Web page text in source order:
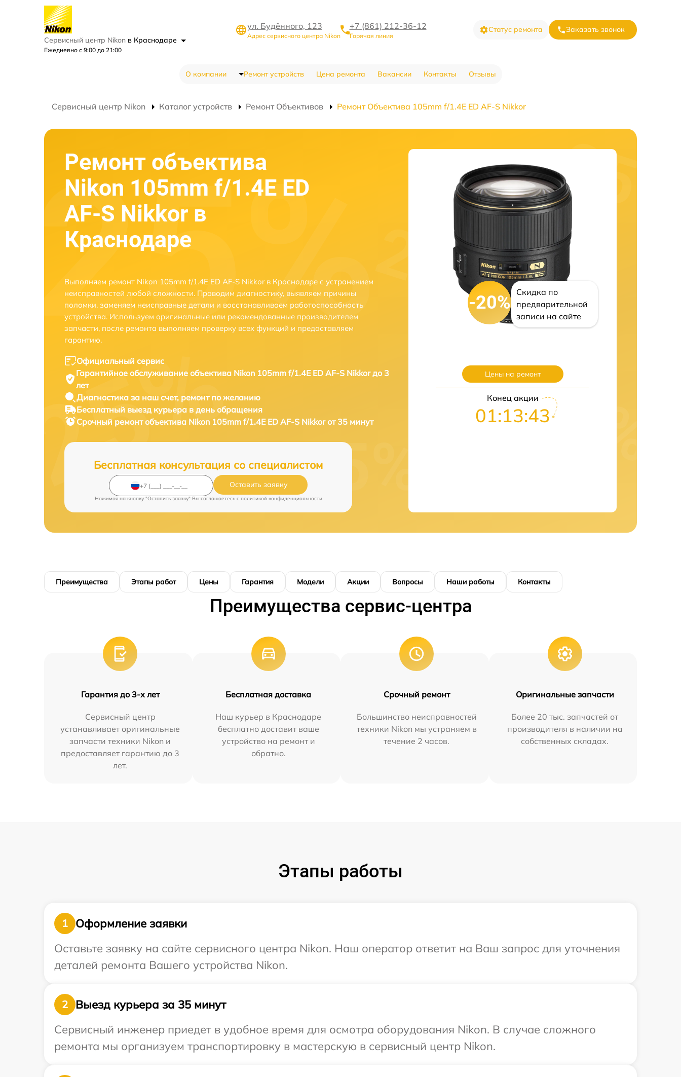
Сервисный центр Nikon в Краснодаре
Ежедневно с 9:00 до 21:00
ул. Будённого, 123
Адрес сервисного центра Nikon
+7 (861) 212-36-12
Горячая линия
Статус ремонта Заказать звонок
О компании Ремонт устройств Цена ремонта Вакансии Контакты Отзывы
Сервисный центр Nikon Каталог устройств Ремонт Объективов Ремонт Объектива 105mm f/1.4E ED AF-S Nikkor
Ремонт объектива
Nikon 105mm f/1.4E ED
AF-S Nikkor в
Краснодаре
Выполняем ремонт Nikon 105mm f/1.4E ED AF-S Nikkor в Краснодаре с устранением
неисправностей любой сложности. Проводим диагностику, выявляем причины
поломки, заменяем неисправные детали и восстанавливаем работоспособность
устройства. Используем оригинальные или рекомендованные производителем
запчасти, после ремонта выполняем проверку всех функций и предоставляем
гарантию.
Официальный сервис
Гарантийное обслуживаниеобъектива Nikon 105mm f/1.4E ED AF-S Nikkor до 3
лет
Диагностика за наш счет, ремонт по желанию
Бесплатный выезд курьера в день обращения
Срочный ремонтобъектива Nikon 105mm f/1.4E ED AF-S Nikkor от 35 минут
Бесплатная консультация со специалистом
Оставить заявку
Нажимая на кнопку "Оставить заявку" Вы соглашаетесь c политикой конфиденциальности
-20%
Скидка по
предварительной
записи на сайте
Цены на ремонт
Конец акции
01:13:42
Преимущества Этапы работ Цены Гарантия Модели Акции Вопросы Наши работы Контакты
Преимущества сервис-центра
Гарантия до 3-х лет
Сервисный центр
устанавливает оригинальные
запчасти техники Nikon и
предоставляет гарантию до 3
лет.
Бесплатная доставка
Наш курьер в Краснодаре
бесплатно доставит ваше
устройство на ремонт и
обратно.
Срочный ремонт
Большинство неисправностей
техники Nikon мы устраняем в
течение 2 часов.
Оригинальные запчасти
Более 20 тыс. запчастей от
производителя в наличии на
собственных складах.
Этапы работы
1
Оформление заявки
Оставьте заявку на сайте сервисного центра Nikon. Наш оператор ответит на Ваш запрос для уточнения
деталей ремонта Вашего устройства Nikon.
2
Выезд курьера за 35 минут
Сервисный инженер приедет в удобное время для осмотра оборудования Nikon. В случае сложного
ремонта мы организуем транспортировку в мастерскую в сервисный центр Nikon.